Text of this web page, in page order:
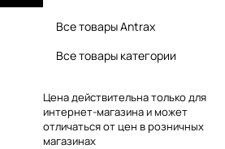
Все товары Antrax
Все товары категории
Цена действительна только для
интернет-магазина и может
отличаться от цен в розничных
магазинах